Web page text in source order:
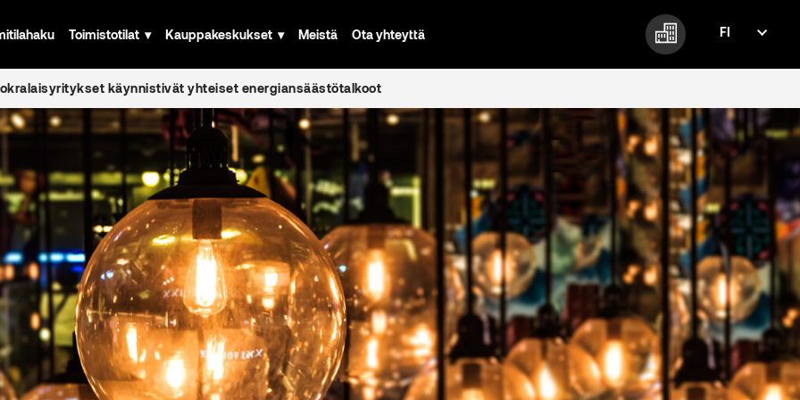
Toimistotilat Kauppakeskukset Meistä Ota yhteyttä
FI
käynnistivät yhteiset energiansäästötalkoot